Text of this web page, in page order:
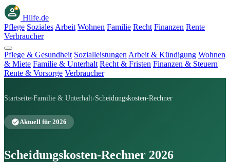
Hilfe.de
Pflege Soziales Arbeit Wohnen Familie Recht Finanzen Rente
Verbraucher
Pflege & Gesundheit Sozialleistungen Arbeit & Kündigung Wohnen
& Miete Familie & Unterhalt Recht & Fristen Finanzen & Steuern
Rente & Vorsorge Verbraucher
Startseite›Familie & Unterhalt›Scheidungskosten-Rechner
Aktuell für 2026
Scheidungskosten-Rechner 2026